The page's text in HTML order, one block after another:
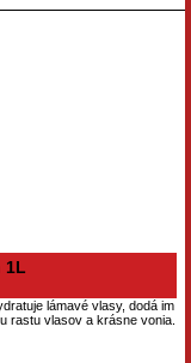
1L
lámavé vlasy, dodá im
rastu vlasov a krásne vonia.